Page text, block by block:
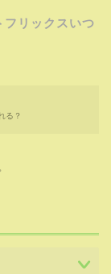
フリックスいつ
る？